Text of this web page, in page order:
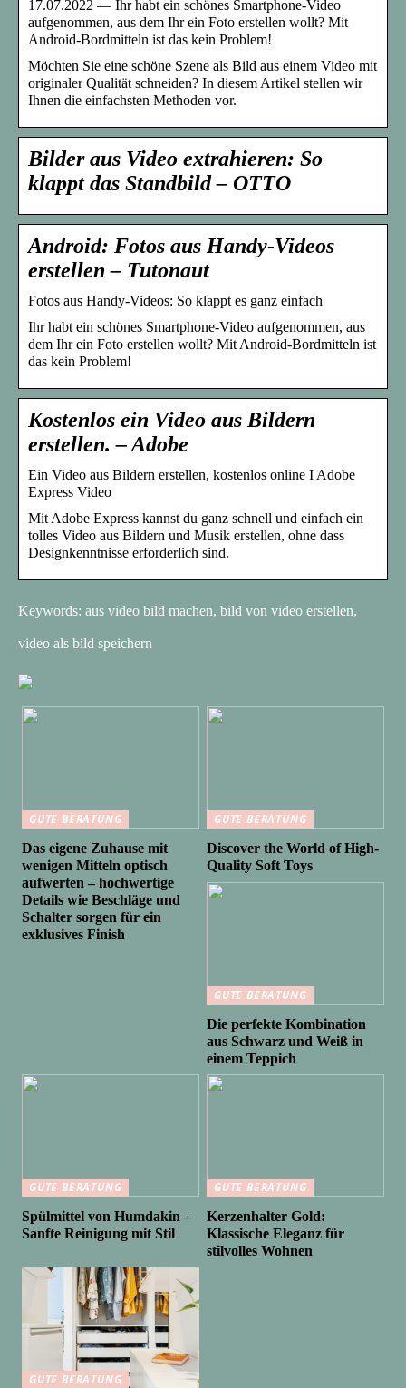
17.07.2022 — Ihr habt ein schönes Smartphone-Video
aufgenommen, aus dem Ihr ein Foto erstellen wollt? Mit
Android-Bordmitteln ist das kein Problem!
Möchten Sie eine schöne Szene als Bild aus einem Video mit
originaler Qualität schneiden? In diesem Artikel stellen wir
Ihnen die einfachsten Methoden vor.
Bilder aus Video extrahieren: So
klappt das Standbild – OTTO
Android: Fotos aus Handy-Videos
erstellen – Tutonaut
Fotos aus Handy-Videos: So klappt es ganz einfach
Ihr habt ein schönes Smartphone-Video aufgenommen, aus
dem Ihr ein Foto erstellen wollt? Mit Android-Bordmitteln ist
das kein Problem!
Kostenlos ein Video aus Bildern
erstellen. – Adobe
Ein Video aus Bildern erstellen, kostenlos online I Adobe
Express Video
Mit Adobe Express kannst du ganz schnell und einfach ein
tolles Video aus Bildern und Musik erstellen, ohne dass
Designkenntnisse erforderlich sind.
Keywords: aus video bild machen, bild von video erstellen,
video als bild speichern
GUTE BERATUNG
Das eigene Zuhause mit
wenigen Mitteln optisch
aufwerten – hochwertige
Details wie Beschläge und
Schalter sorgen für ein
exklusives Finish
GUTE BERATUNG
Discover the World of High-
Quality Soft Toys
GUTE BERATUNG
Die perfekte Kombination
aus Schwarz und Weiß in
einem Teppich
GUTE BERATUNG
Spülmittel von Humdakin –
Sanfte Reinigung mit Stil
GUTE BERATUNG
Kerzenhalter Gold:
Klassische Eleganz für
stilvolles Wohnen
GUTE BERATUNG